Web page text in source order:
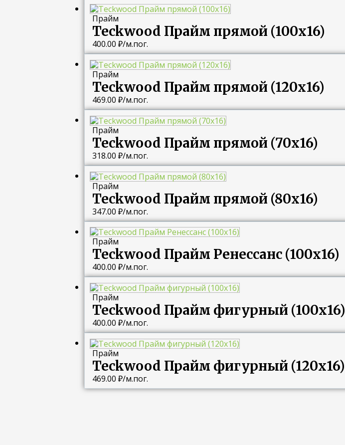
Прайм
Teckwood Прайм прямой (100х16)
400.00 ₽/м.пог.
Прайм
Teckwood Прайм прямой (120х16)
469.00 ₽/м.пог.
Прайм
Teckwood Прайм прямой (70х16)
318.00 ₽/м.пог.
Прайм
Teckwood Прайм прямой (80х16)
347.00 ₽/м.пог.
Прайм
Teckwood Прайм Ренессанс (100х16)
400.00 ₽/м.пог.
Прайм
Teckwood Прайм фигурный (100х16)
400.00 ₽/м.пог.
Прайм
Teckwood Прайм фигурный (120х16)
469.00 ₽/м.пог.